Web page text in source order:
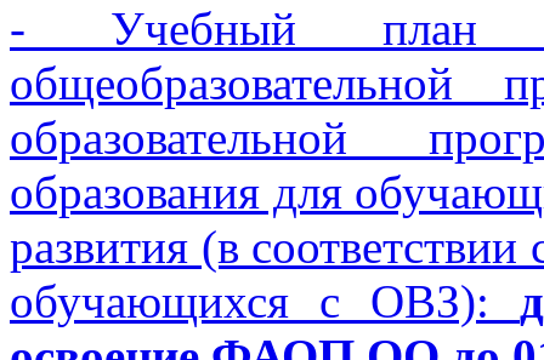
- Учебный план
общеобразовательной
образовательной
образования для
развития (в
обучающихся с ОВЗ):